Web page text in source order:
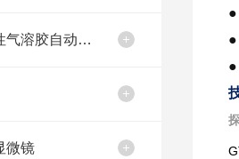
超大流量放射性气溶胶自动取样装置
微镜
●
●
●